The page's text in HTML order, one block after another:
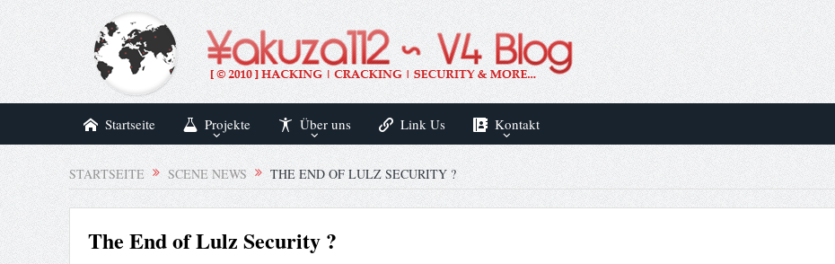
Startseite Projekte Über uns Link Us Kontakt
STARTSEITE SCENE NEWS THE END OF LULZ SECURITY ?
The End of Lulz Security ?